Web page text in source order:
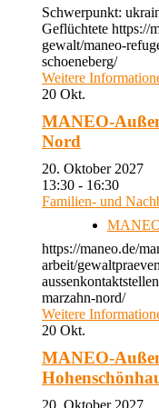
Schwerpunkt:
Geflüchtete https://
gewalt/maneo-
schoeneberg/
Weitere
20 Okt.
MANEO-
Nord
20. Oktober 2027
13:30 - 16:30
Familien- und
https://maneo.de/
arbeit/
marzahn-nord/
Weitere
20 Okt.
MANEO-
20. Oktober 2027